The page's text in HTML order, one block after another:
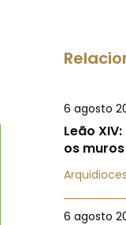
6 agosto
Leão
os
6 agosto